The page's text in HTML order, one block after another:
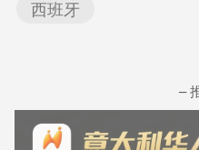
西班牙
–